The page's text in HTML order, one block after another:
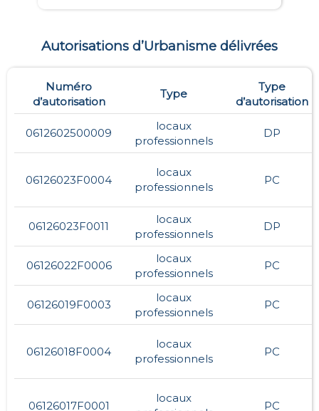
Autorisations d’Urbanisme délivrées
Numéro
d’autorisation
Type
Type
d’autorisation
0612602500009
locaux
professionnels
DP
06126023F0004
locaux
professionnels
PC
06126023F0011
locaux
professionnels
DP
06126022F0006
locaux
professionnels
PC
06126019F0003
locaux
professionnels
PC
06126018F0004
locaux
professionnels
PC
06126017F0001
locaux
PC